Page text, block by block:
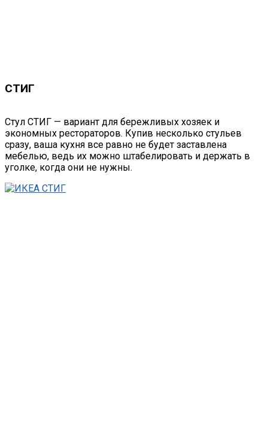
СТИГ
Стул СТИГ — вариант для бережливых хозяек и
экономных рестораторов. Купив несколько стульев
сразу, ваша кухня все равно не будет заставлена
мебелью, ведь их можно штабелировать и держать в
уголке, когда они не нужны.